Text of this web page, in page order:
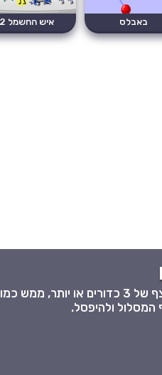
באבלס איש החשמל 2
משחק חשיבה כייפי ומאתרגר בסגנון זומה המיתולוגי זומבה מאניה, עליכם לירות ולפוצץ רצף של 3 כדורים או יותר, ממש כמו
ולהיפסל.